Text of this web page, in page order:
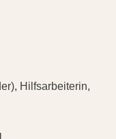
Hilfsarbeiterin,